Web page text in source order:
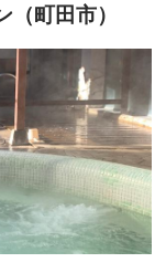
町田市）